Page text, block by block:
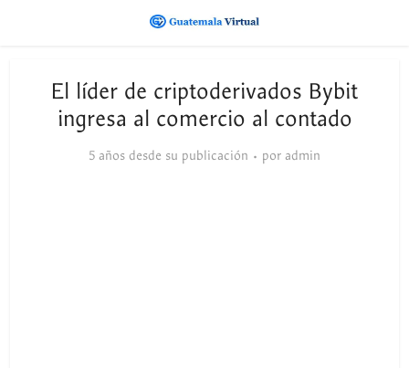
El líder de criptoderivados Bybit
ingresa al comercio al contado
5 años desde su publicación por admin